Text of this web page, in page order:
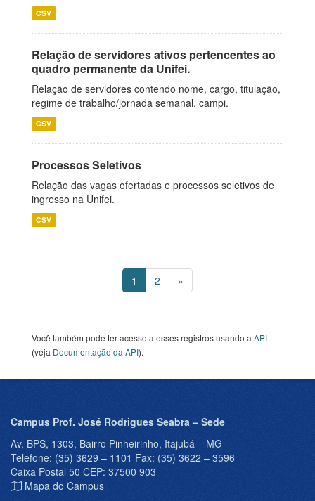
CSV
Relação de servidores ativos pertencentes ao
quadro permanente da Unifei.
Relação de servidores contendo nome, cargo, titulação,
regime de trabalho/jornada semanal, campi.
CSV
Processos Seletivos
Relação das vagas ofertadas e processos seletivos de
ingresso na Unifei.
CSV
1 2 »
Você também pode ter acesso a esses registros usando a API
(veja Documentação da API).
Campus Prof. José Rodrigues Seabra – Sede
Av. BPS, 1303, Bairro Pinheirinho, Itajubá – MG
Telefone: (35) 3629 – 1101 Fax: (35) 3622 – 3596
Caixa Postal 50 CEP: 37500 903
Mapa do Campus